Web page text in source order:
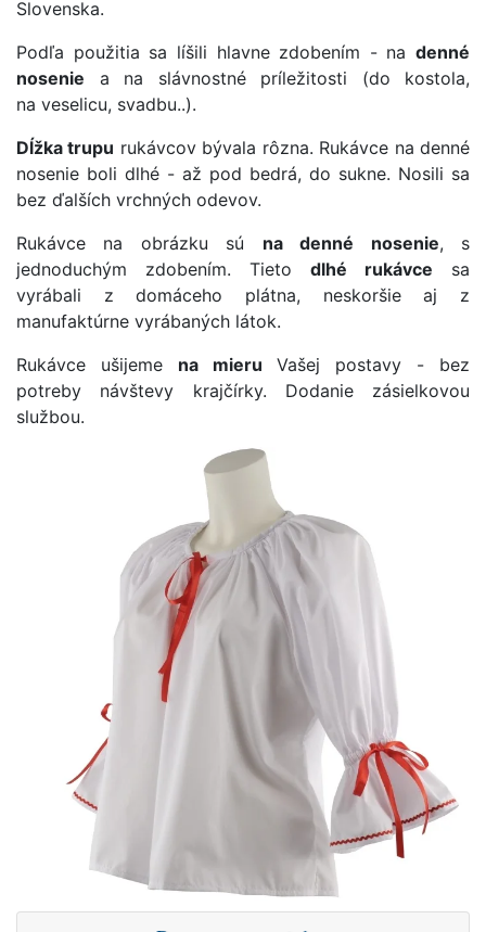
Slovenska.
Podľa použitia sa líšili hlavne zdobením - na denné
nosenie a na slávnostné príležitosti (do kostola,
na veselicu, svadbu..).
Dĺžka trupu rukávcov bývala rôzna. Rukávce na denné
nosenie boli dlhé - až pod bedrá, do sukne. Nosili sa
bez ďalších vrchných odevov.
Rukávce na obrázku sú na denné nosenie, s
jednoduchým zdobením. Tieto dlhé rukávce sa
vyrábali z domáceho plátna, neskoršie aj z
manufaktúrne vyrábaných látok.
Rukávce ušijeme na mieru Vašej postavy - bez
potreby návštevy krajčírky. Dodanie zásielkovou
službou.